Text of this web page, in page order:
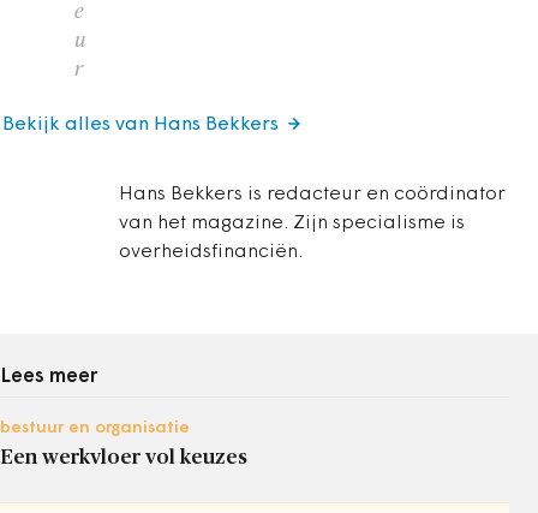
e
u
r
Hans Bekkers is redacteur en coördinator
van het magazine. Zijn specialisme is
overheidsfinanciën.
Bekijk alles van Hans Bekkers
Lees meer
bestuur en organisatie
Een werkvloer vol keuzes